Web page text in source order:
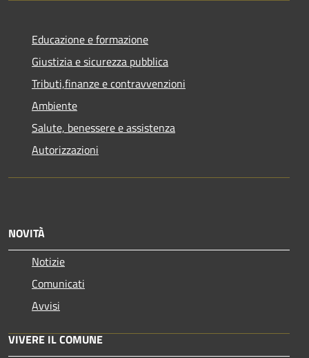
Educazione e formazione
Giustizia e sicurezza pubblica
Tributi,finanze e contravvenzioni
Ambiente
Salute, benessere e assistenza
Autorizzazioni
NOVITÀ
Notizie
Comunicati
Avvisi
VIVERE IL COMUNE